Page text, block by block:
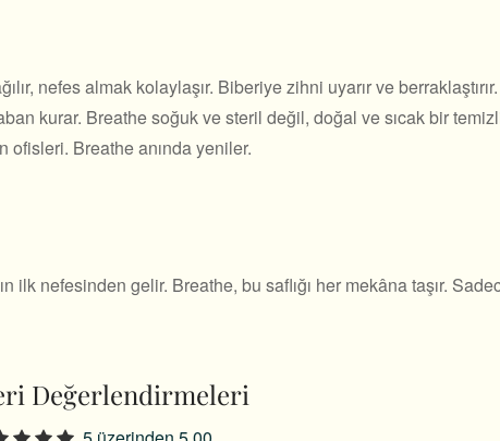
nefes almak kolaylaşır. Biberiye zihni uyarır ve
kurar. Breathe soğuk ve steril değil, doğal ve sıcak bir
ofisleri. Breathe anında yeniler.
nefesinden gelir. Breathe, bu saflığı her mekâna taşır.
Değerlendirmeleri